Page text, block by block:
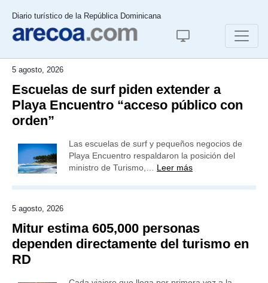
Diario turístico de la República Dominicana
5 agosto, 2026
Escuelas de surf piden extender a
Playa Encuentro “acceso público con
orden”
Las escuelas de surf y pequeños negocios de
Playa Encuentro respaldaron la posición del
ministro de Turismo,… Leer más
5 agosto, 2026
Mitur estima 605,000 personas
dependen directamente del turismo en
RD